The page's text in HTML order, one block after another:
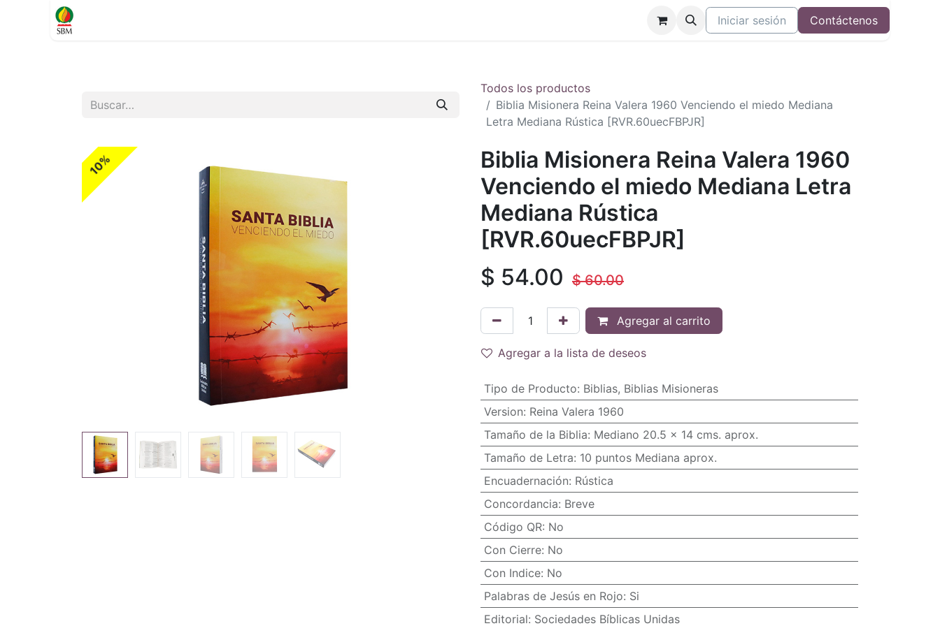
Iniciar sesión Contáctenos
Todos los productos
Biblia Misionera Reina Valera 1960 Venciendo el miedo Mediana
Letra Mediana Rústica [RVR.60uecFBPJR]
10%
Biblia Misionera Reina Valera 1960
Venciendo el miedo Mediana Letra
Mediana Rústica
[RVR.60uecFBPJR]
$ 54.00 $60.00
Agregar al carrito
Agregar a la lista de deseos
Tipo de Producto: Biblias, Biblias Misioneras
Version: Reina Valera 1960
Tamaño de la Biblia: Mediano 20.5 x 14 cms. aprox.
Tamaño de Letra: 10 puntos Mediana aprox.
Encuadernación: Rústica
Concordancia: Breve
Código QR: No
Con Cierre: No
Con Indice: No
Palabras de Jesús en Rojo: Si
Editorial: Sociedades Bíblicas Unidas